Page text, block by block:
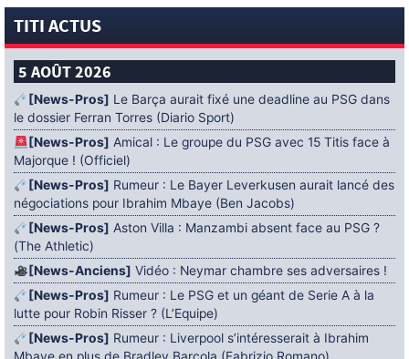
TITI ACTUS
5 AOÛT 2026
[News-Pros] Le Barça aurait fixé une deadline au PSG dans
le dossier Ferran Torres (Diario Sport)
[News-Pros] Amical : Le groupe du PSG avec 15 Titis face à
Majorque ! (Officiel)
[News-Pros] Rumeur : Le Bayer Leverkusen aurait lancé des
négociations pour Ibrahim Mbaye (Ben Jacobs)
[News-Pros] Aston Villa : Manzambi absent face au PSG ?
(The Athletic)
[News-Anciens] Vidéo : Neymar chambre ses adversaires !
[News-Pros] Rumeur : Le PSG et un géant de Serie A à la
lutte pour Robin Risser ? (L’Equipe)
[News-Pros] Rumeur : Liverpool s’intéresserait à Ibrahim